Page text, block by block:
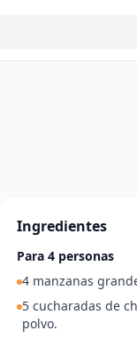
Ingredientes
Para 4 personas
4 manzanas
5 cucharadas de
polvo.